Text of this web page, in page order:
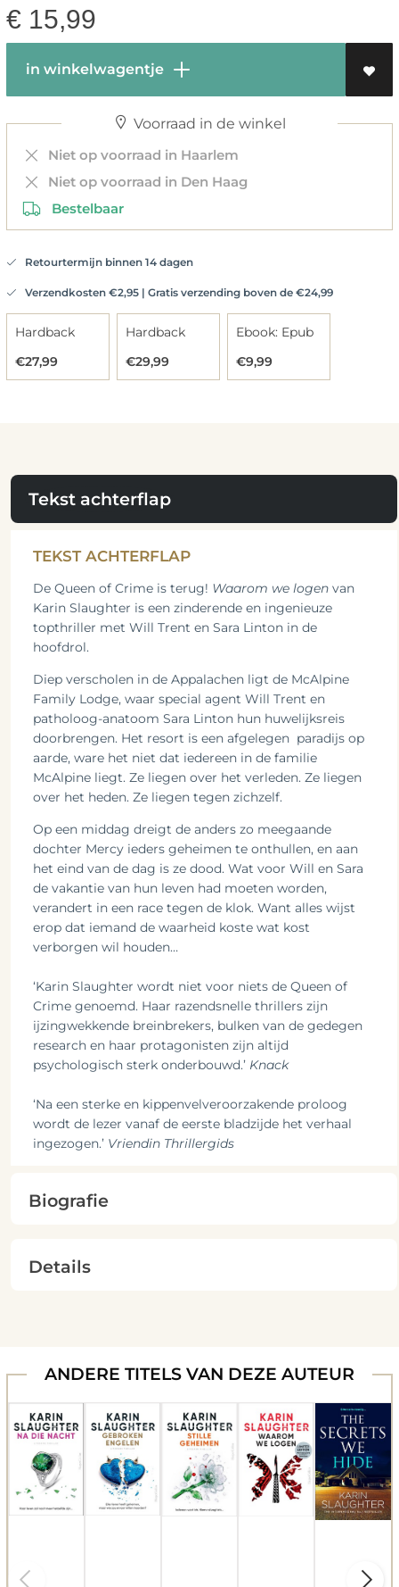
€ 15,99
in winkelwagentje
Voorraad in de winkel
Niet op voorraad in Haarlem
Niet op voorraad in Den Haag
Bestelbaar
Retourtermijn binnen 14 dagen
Verzendkosten €2,95 | Gratis verzending boven de €24,99
Hardback
€27,99
Hardback
€29,99
Ebook: Epub
€9,99
Tekst achterflap
TEKST ACHTERFLAP
De Queen of Crime is terug! Waarom we logen van
Karin Slaughter is een zinderende en ingenieuze
topthriller met Will Trent en Sara Linton in de
hoofdrol.
Diep verscholen in de Appalachen ligt de McAlpine
Family Lodge, waar special agent Will Trent en
patholoog-anatoom Sara Linton hun huwelijksreis
doorbrengen. Het resort is een afgelegen paradijs op
aarde, ware het niet dat iedereen in de familie
McAlpine liegt. Ze liegen over het verleden. Ze liegen
over het heden. Ze liegen tegen zichzelf.
Op een middag dreigt de anders zo meegaande
dochter Mercy ieders geheimen te onthullen, en aan
het eind van de dag is ze dood. Wat voor Will en Sara
de vakantie van hun leven had moeten worden,
verandert in een race tegen de klok. Want alles wijst
erop dat iemand de waarheid koste wat kost
verborgen wil houden…
‘Karin Slaughter wordt niet voor niets de Queen of
Crime genoemd. Haar razendsnelle thrillers zijn
ijzingwekkende breinbrekers, bulken van de gedegen
research en haar protagonisten zijn altijd
psychologisch sterk onderbouwd.’ Knack
‘Na een sterke en kippenvelveroorzakende proloog
wordt de lezer vanaf de eerste bladzijde het verhaal
ingezogen.’ Vriendin Thrillergids
Biografie
Details
ANDERE TITELS VAN DEZE AUTEUR